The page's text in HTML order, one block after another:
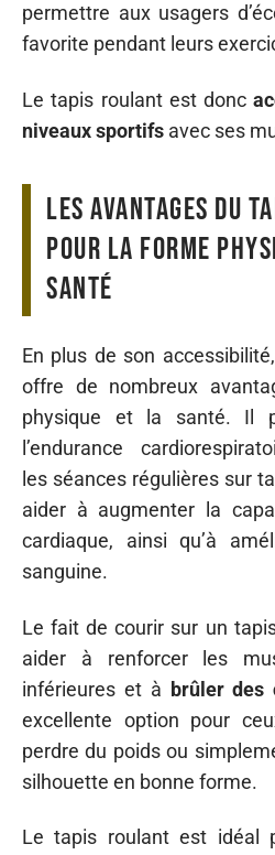
permettre aux usagers
favorite pendant leurs
Le tapis roulant est donc
niveaux sportifs avec ses
Les avantages du
pour la forme
santé
En plus de son
offre de nombreux
physique et la santé. Il
l’endurance
les séances régulières sur
aider à augmenter la
cardiaque, ainsi qu’à
sanguine.
Le fait de courir sur un
aider à renforcer les
inférieures et à brûler des
excellente option pour
perdre du poids ou
silhouette en bonne forme.
Le tapis roulant est idéal